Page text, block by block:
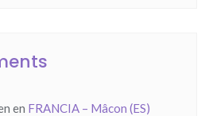
en FRANCIA – Mâcon (ES)